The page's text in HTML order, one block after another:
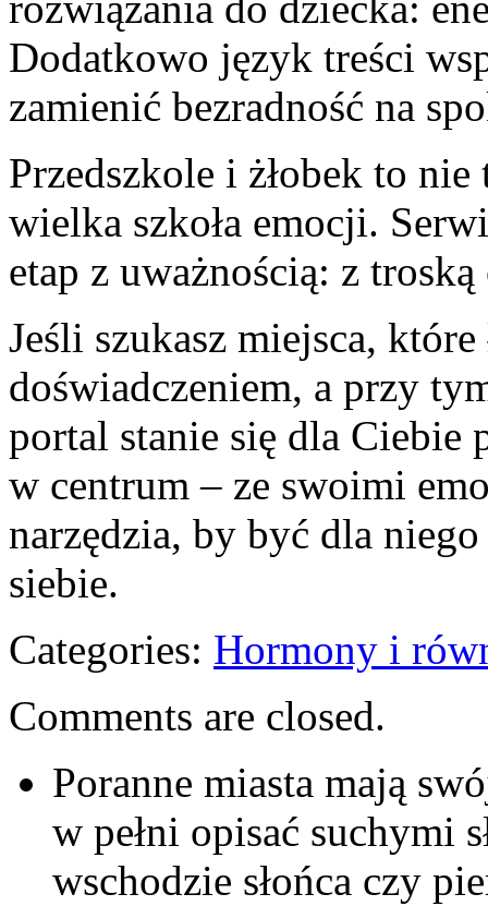
Dodatkowo język treści
zamienić bezradność na
Przedszkole i żłobek to
wielka szkoła emocji.
etap z uważnością: z
Jeśli szukasz miejsca,
doświadczeniem, a przy
portal stanie się dla Ciebie
w centrum – ze swoimi
narzędzia, by być dla
siebie.
Categories: Hormony i
Comments are closed.
Poranne miasta mają
w pełni opisać suchymi
wschodzie słońca czy